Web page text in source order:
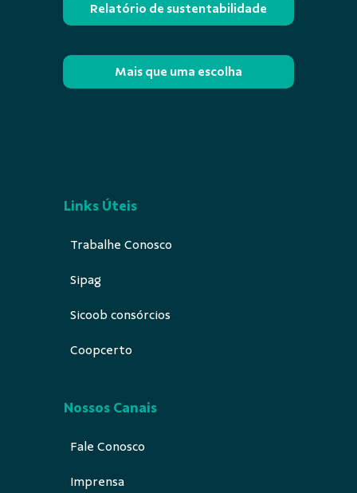
Relatório de sustentabilidade
Mais que uma escolha
Links Úteis
Trabalhe Conosco
Sipag
Sicoob consórcios
Coopcerto
Nossos Canais
Fale Conosco
Imprensa